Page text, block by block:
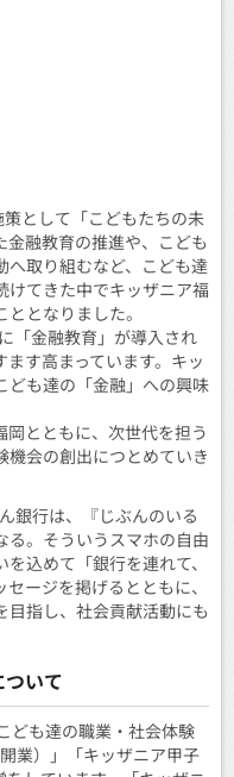
として「こどもたちの未
金融教育の推進や、こども
へ取り組むなど、こども達
けてきた中でキッザニア福
となりました。
「金融教育」が導入され
す高まっています。キッ
ども達の「金融」への興味
とともに、次世代を担う
会の創出につとめていき
銀行は、『じぶんのいる
る。そういうスマホの自由
込めて「銀行を連れて、
ージを掲げるとともに、
目指し、社会貢献活動にも
いて
ども達の職業・社会体験
業）」「キッザニア甲子